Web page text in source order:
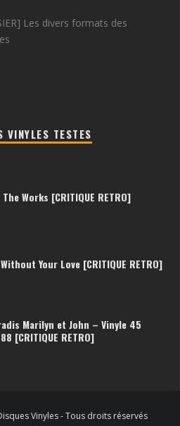
Les divers formats des
VINYLES TESTES
Works [CRITIQUE RETRO]
Your Love [CRITIQUE RETRO]
Marilyn et John – Vinyle 45
[CRITIQUE RETRO]
Vinyles - Tous droits réservés